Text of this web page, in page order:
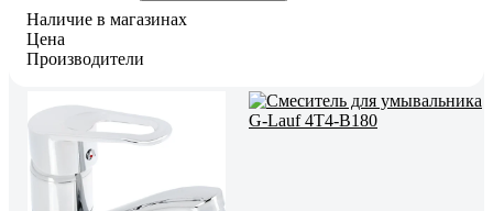
Наличие в магазинах
Цена
Производители